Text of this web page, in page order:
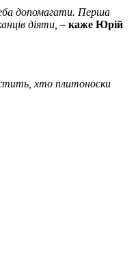
допомагати. Перша
діяти,– каже Юрій
хто плитоноски